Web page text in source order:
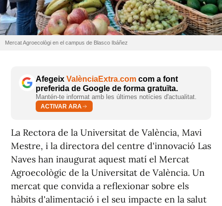
Mercat Agroecològi en el campus de Blasco Ibáñez
Afegeix ValènciaExtra.com com a font
preferida de Google de forma gratuïta.
Mantén-te informat amb les últimes notícies d'actualitat.
ACTIVAR ARA
La Rectora de la Universitat de València, Mavi
Mestre, i la directora del centre d'innovació Las
Naves han inaugurat aquest matí el Mercat
Agroecològic de la Universitat de València. Un
mercat que convida a reflexionar sobre els
hàbits d'alimentació i el seu impacte en la salut